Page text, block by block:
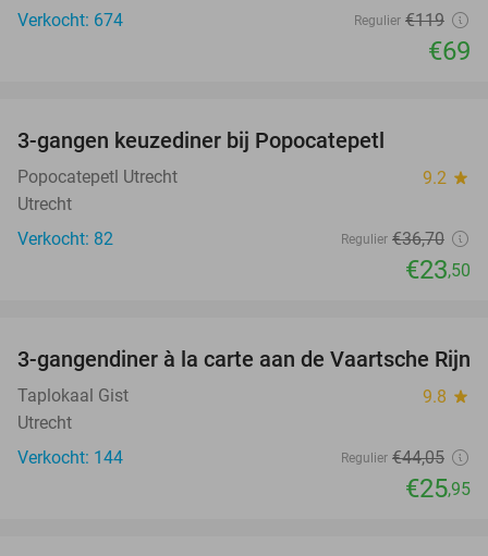
Verkocht: 674
Regulier €119
€69
3-gangen keuzediner bij Popocatepetl
Popocatepetl Utrecht 9.2 star
Utrecht
Verkocht: 82
Regulier €36,70
€23,50
41%
3-gangendiner à la carte aan de Vaartsche Rijn
Taplokaal Gist 9.8 star
Utrecht
Verkocht: 144
Regulier €44,05
€25,95